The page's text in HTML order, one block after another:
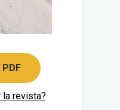
la revista?